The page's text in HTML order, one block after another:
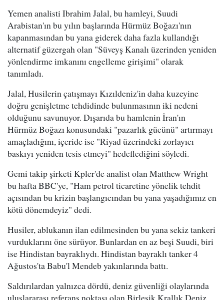
Yemen analisti Ibrahim Jalal, bu hamleyi, Suudi
Arabistan'ın bu yılın başlarında Hürmüz Boğazı'nın
kapanmasından bu yana giderek daha fazla kullandığı
alternatif güzergah olan "Süveyş Kanalı üzerinden yeniden
yönlendirme imkanını engelleme girişimi" olarak
tanımladı.
Jalal, Husilerin çatışmayı Kızıldeniz'in daha kuzeyine
doğru genişletme tehdidinde bulunmasının iki nedeni
olduğunu savunuyor. Dışarıda bu hamlenin İran'ın
Hürmüz Boğazı konusundaki "pazarlık gücünü" artırmayı
amaçladığını, içeride ise "Riyad üzerindeki zorlayıcı
baskıyı yeniden tesis etmeyi" hedeflediğini söyledi.
Gemi takip şirketi Kpler'de analist olan Matthew Wright
bu hafta BBC'ye, "Ham petrol ticaretine yönelik tehdit
açısından bu krizin başlangıcından bu yana yaşadığımız en
kötü dönemdeyiz" dedi.
Husiler, ablukanın ilan edilmesinden bu yana sekiz tankeri
vurduklarını öne sürüyor. Bunlardan en az beşi Suudi, biri
ise Hindistan bayraklıydı. Hindistan bayraklı tanker 4
Ağustos'ta Babu'l Mendeb yakınlarında battı.
Saldırılardan yalnızca dördü, deniz güvenliği olaylarında